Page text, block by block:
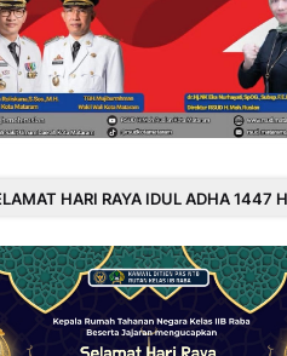
HARI RAYA IDUL ADHA 1447 H